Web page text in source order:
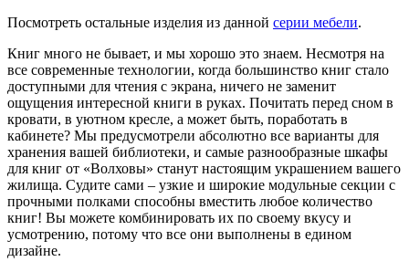
Посмотреть остальные изделия из данной серии мебели.
Книг много не бывает, и мы хорошо это знаем. Несмотря на
все современные технологии, когда большинство книг стало
доступными для чтения с экрана, ничего не заменит
ощущения интересной книги в руках. Почитать перед сном в
кровати, в уютном кресле, а может быть, поработать в
кабинете? Мы предусмотрели абсолютно все варианты для
хранения вашей библиотеки, и самые разнообразные шкафы
для книг от «Волховы» станут настоящим украшением вашего
жилища. Судите сами – узкие и широкие модульные секции с
прочными полками способны вместить любое количество
книг! Вы можете комбинировать их по своему вкусу и
усмотрению, потому что все они выполнены в едином
дизайне.